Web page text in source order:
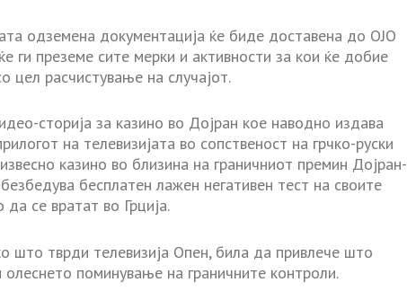
одземена документација ќе биде доставена до ОЈО
ги преземе сите мерки и активности за кои ќе добие
цел расчистување на случајот.
сторија за казино во Дојран кое наводно издава
на телевизијата во сопственост на грчко-руски
казино во близина на граничниот премин Дојран-
бесплатен лажен негативен тест на своите
се вратат во Грција.
што тврди телевизија Опен, била да привлече што
поминување на граничните контроли.